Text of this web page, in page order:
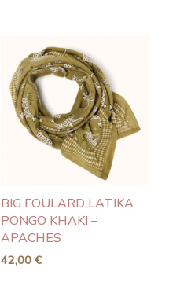
BIG FOULARD LATIKA
PONGO KHAKI –
APACHES
42,00 €